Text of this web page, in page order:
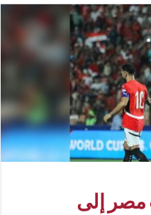
عبدالحليم حافظ ومنع
مصر إلى